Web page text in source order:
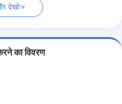
देखो
का विवरण